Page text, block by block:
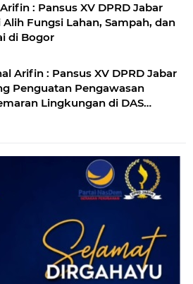
XV DPRD Jabar
Alih Fungsi Lahan, Sampah, dan
di Bogor
Arifin : Pansus XV DPRD Jabar
Penguatan Pengawasan
Lingkungan di DAS